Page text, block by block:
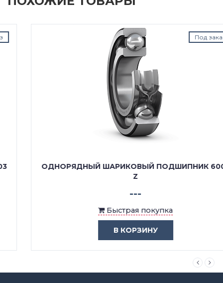
Под заказ
ОДНОРЯДНЫЙ ШАРИКОВЫЙ ПОДШИПНИК 6003
Быстрая покупка
В КОРЗИНУ